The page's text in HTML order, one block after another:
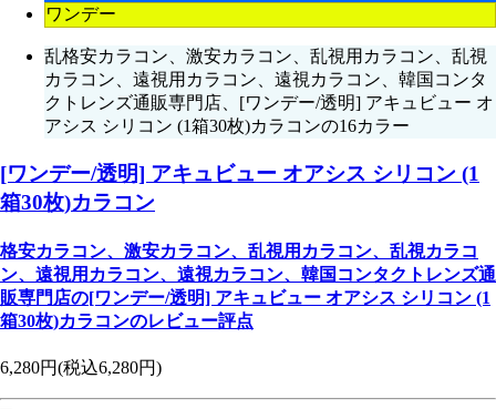
ワンデー
乱格安カラコン、激安カラコン、乱視用カラコン、乱視
カラコン、遠視用カラコン、遠視カラコン、韓国コンタ
クトレンズ通販専門店、[ワンデー/透明] アキュビュー オ
アシス シリコン (1箱30枚)カラコンの16カラー
[ワンデー/透明] アキュビュー オアシス シリコン (1
箱30枚)カラコン
格安カラコン、激安カラコン、乱視用カラコン、乱視カラコ
ン、遠視用カラコン、遠視カラコン、韓国コンタクトレンズ通
販専門店の[ワンデー/透明] アキュビュー オアシス シリコン (1
箱30枚)カラコンのレビュー評点
6,280円(税込6,280円)